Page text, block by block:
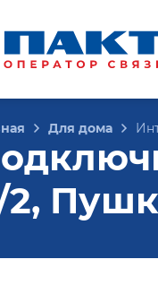
Для дома
2,